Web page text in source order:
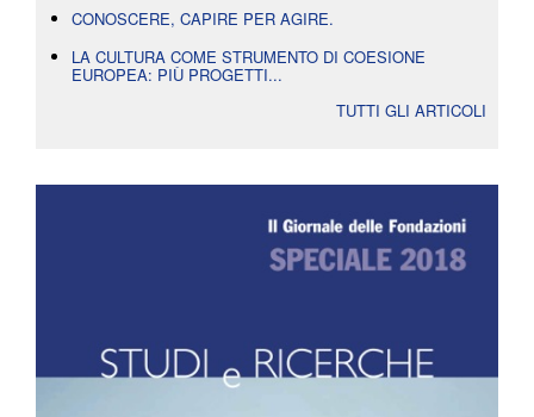
CONOSCERE, CAPIRE PER AGIRE.
LA CULTURA COME STRUMENTO DI COESIONE
EUROPEA: PIÙ PROGETTI...
TUTTI GLI ARTICOLI